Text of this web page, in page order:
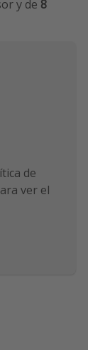
y de 8
de
ver el